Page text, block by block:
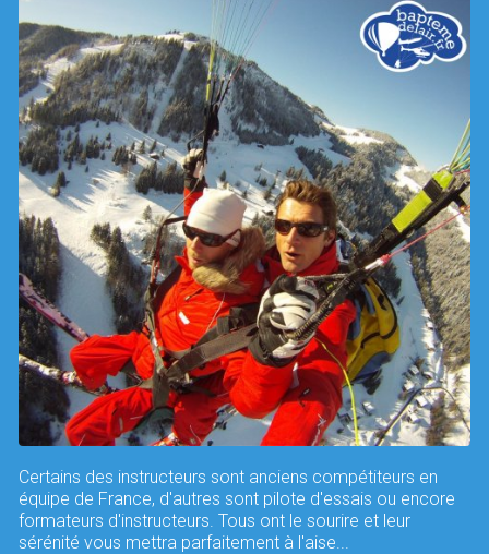
Certains des instructeurs sont anciens compétiteurs en
équipe de France, d'autres sont pilote d'essais ou encore
formateurs d'instructeurs. Tous ont le sourire et leur
sérénité vous mettra parfaitement à l'aise...